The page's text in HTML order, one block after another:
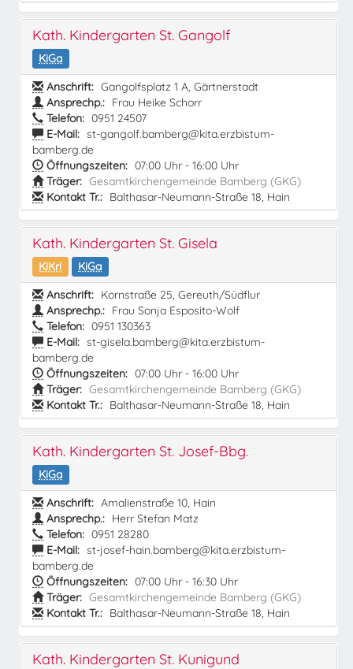
Kath. Kindergarten St. Gangolf
KiGa
Anschrift: Gangolfsplatz 1 A, Gärtnerstadt
Ansprechp.: Frau Heike Schorr
Telefon: 0951 24507
E-Mail: st-gangolf.bamberg@kita.erzbistum-
bamberg.de
Öffnungszeiten: 07:00 Uhr - 16:00 Uhr
Träger: Gesamtkirchengemeinde Bamberg (GKG)
Kontakt Tr.: Balthasar-Neumann-Straße 18, Hain
Kath. Kindergarten St. Gisela
KiKri
KiGa
Anschrift: Kornstraße 25, Gereuth/Südflur
Ansprechp.: Frau Sonja Esposito-Wolf
Telefon: 0951 130363
E-Mail: st-gisela.bamberg@kita.erzbistum-
bamberg.de
Öffnungszeiten: 07:00 Uhr - 16:00 Uhr
Träger: Gesamtkirchengemeinde Bamberg (GKG)
Kontakt Tr.: Balthasar-Neumann-Straße 18, Hain
Kath. Kindergarten St. Josef-Bbg.
KiGa
Anschrift: Amalienstraße 10, Hain
Ansprechp.: Herr Stefan Matz
Telefon: 0951 28280
E-Mail: st-josef-hain.bamberg@kita.erzbistum-
bamberg.de
Öffnungszeiten: 07:00 Uhr - 16:30 Uhr
Träger: Gesamtkirchengemeinde Bamberg (GKG)
Kontakt Tr.: Balthasar-Neumann-Straße 18, Hain
Kath. Kindergarten St. Kunigund